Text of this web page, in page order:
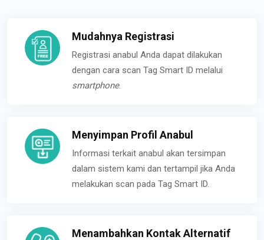
Mudahnya Registrasi
Registrasi anabul Anda dapat dilakukan
dengan cara scan Tag Smart ID melalui
smartphone.
Menyimpan Profil Anabul
Informasi terkait anabul akan tersimpan
dalam sistem kami dan tertampil jika Anda
melakukan scan pada Tag Smart ID.
Menambahkan Kontak Alternatif